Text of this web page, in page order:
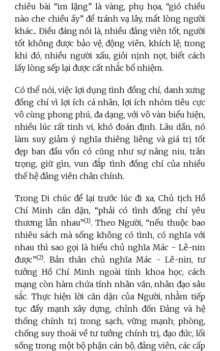
chiêu bài “im lặng” là vàng, phụ họa, “gió chiều
nào che chiều ấy” để tránh vạ lây, mất lòng người
khác... Điều đáng nói là, nhiều đảng viên tốt, người
tốt không được bảo vệ, động viên, khích lệ; trong
khi đó, nhiều người xấu, giỏi nịnh nọt, biết cách
lấy lòng sếp lại được cất nhắc bổ nhiệm.
Có thể nói, việc lợi dụng tình đồng chí, danh xưng
đồng chí vì lợi ích cá nhân, lợi ích nhóm tiêu cực
vô cùng phong phú, đa dạng, với vô vàn biểu hiện,
nhiều lúc rất tinh vi, khó đoán định. Lâu dần, nó
làm suy giảm ý nghĩa thiêng liêng và giá trị tốt
đẹp ban đầu vốn có cũng như sự nâng niu, trân
trọng, giữ gìn, vun đắp tình đồng chí của nhiều
thế hệ đảng viên chân chính.
Trong Di chúc để lại trước lúc đi xa, Chủ tịch Hồ
Chí Minh căn dặn, “phải có tình đồng chí yêu
thương lẫn nhau”(1). Theo Người, “nếu thuộc bao
nhiêu sách mà sống không có tình, có nghĩa với
nhau thì sao gọi là hiểu chủ nghĩa Mác - Lê-nin
được”(2). Bản thân chủ nghĩa Mác - Lê-nin, tư
tưởng Hồ Chí Minh ngoài tính khoa học, cách
mạng còn hàm chứa tính nhân văn, nhân đạo sâu
sắc. Thực hiện lời căn dặn của Người, nhằm tiếp
tục đẩy mạnh xây dựng, chỉnh đốn Đảng và hệ
thống chính trị trong sạch, vững mạnh; phòng,
chống suy thoái về tư tưởng chính trị, đạo đức, lối
sống trong một bộ phận cán bộ, đảng viên, các cấp